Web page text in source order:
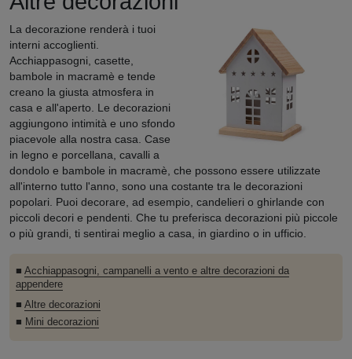
La decorazione renderà i tuoi
interni accoglienti.
Acchiappasogni, casette,
bambole in macramè e tende
creano la giusta atmosfera in
casa e all'aperto. Le decorazioni
aggiungono intimità e uno sfondo
piacevole alla nostra casa. Case
in legno e porcellana, cavalli a
dondolo e bambole in macramè, che possono essere utilizzate
all'interno tutto l'anno, sono una costante tra le decorazioni
popolari. Puoi decorare, ad esempio, candelieri o ghirlande con
piccoli decori e pendenti. Che tu preferisca decorazioni più piccole
o più grandi, ti sentirai meglio a casa, in giardino o in ufficio.
■ Acchiappasogni, campanelli a vento e altre decorazioni da
appendere
■ Altre decorazioni
■ Mini decorazioni